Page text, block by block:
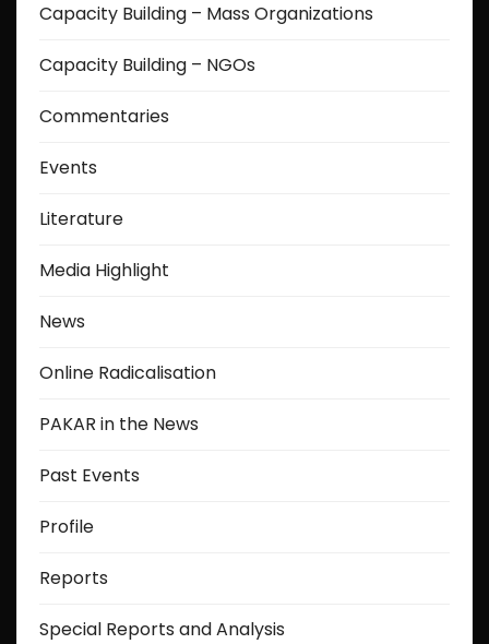
Capacity Building – Mass Organizations
Capacity Building – NGOs
Commentaries
Events
Literature
Media Highlight
News
Online Radicalisation
PAKAR in the News
Past Events
Profile
Reports
Special Reports and Analysis